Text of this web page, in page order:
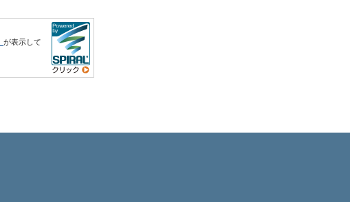
が表示して